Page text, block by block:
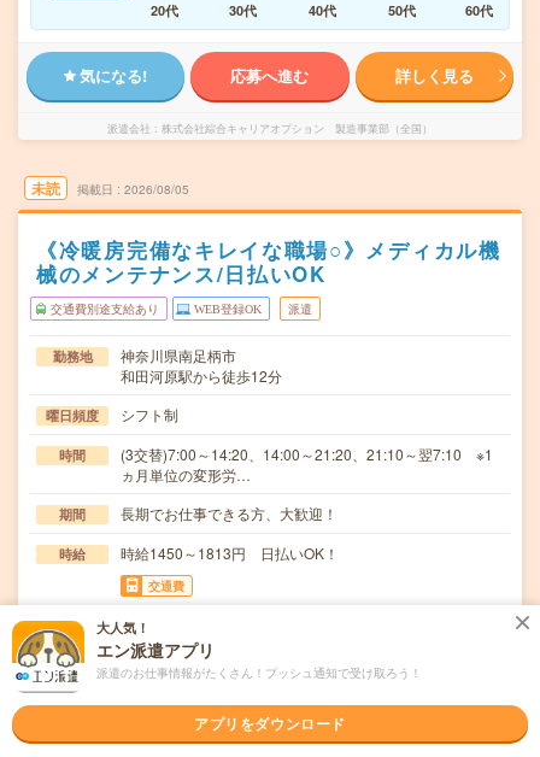
20代
30代 40代 50代 60代
気になる! 応募へ進む 詳しく見る
派遣会社 株式会社綜合キャリアオプション 製造事業部（全国）
未読 掲載日 2026/08/05
《冷暖房完備なキレイな職場○》メディカル機
械のメンテナンス/日払いOK
交通費別途支給あり WEB登録OK 派遣
勤務地
神奈川県南足柄市
和田河原駅から徒歩12分
曜日頻度 シフト制
時間
(3交替)7:00～14:20、14:00～21:20、21:10～翌7:10 ※1
ヵ月単位の変形労…
期間 長期でお仕事できる方、大歓迎！
時給 時給1450～1813円 日払いOK！
交通費
仕事内容
○医療用マシンの設備操作○メンテナンス点検・清掃○手直
しレベルのトラブル対応○品質検査・生産準備※ク…
ブランクOK / パソコンスキル不要 / 英語力不要
◆交替勤務経験者◆工場での機械オペレーター経験者〇ま
大人気！
エン派遣アプリ
派遣のお仕事情報がたくさん！プッシュ通知で受け取ろう！
アプリをダウンロード